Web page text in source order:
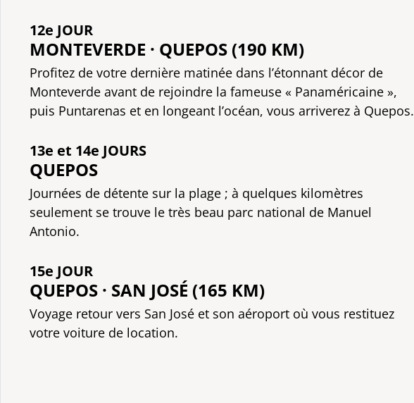
12e JOUR
MONTEVERDE · QUEPOS (190 KM)
Profitez de votre dernière matinée dans l’étonnant décor de
Monteverde avant de rejoindre la fameuse « Panaméricaine »,
puis Puntarenas et en longeant l’océan, vous arriverez à Quepos.
13e et 14e JOURS
QUEPOS
Journées de détente sur la plage ; à quelques kilomètres
seulement se trouve le très beau parc national de Manuel
Antonio.
15e JOUR
QUEPOS · SAN JOSÉ (165 KM)
Voyage retour vers San José et son aéroport où vous restituez
votre voiture de location.